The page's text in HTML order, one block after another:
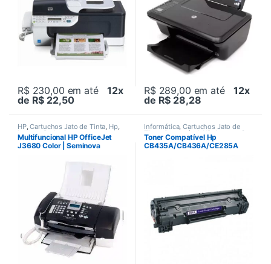
R$ 230,00 em até12x
de R$ 22,50
R$ 289,00 em até12x
de R$ 28,28
HP,Cartuchos Jato de Tinta Hp
Impressão, Impressoras
Impressoras,Jato de tinta,
Multifucionais Multifucionais
Seminovos
Multifuncional HP OfficeJet
J3680 Color | Seminova
Informática,Cartuchos Jato de
Tinta Compatível HP, Impressão
Impressão,Impressoras
Suprimentos de impressão,
Toner Compatível Hp
CB435A/CB436A/CE285A